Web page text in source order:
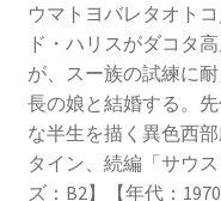
ウマトヨバレタオト
ド・ハリスがダコタ
が、スー族の試練に
長の娘と結婚する。
な半生を描く異色西
タイン、続編「サウ
ズ：B2】【年代：1970